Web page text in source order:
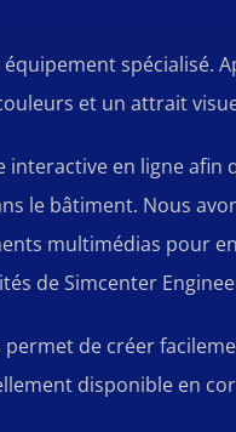
spécialisé.
et un attrait
en ligne afin
le bâtiment. Nous
multimédias pour
de Simcenter
de créer
disponible en